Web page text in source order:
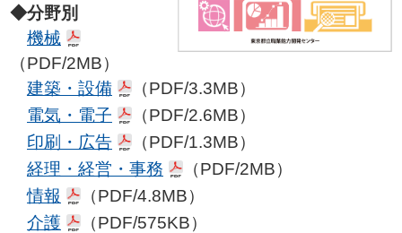
◆分野別
機械
（PDF/2MB）
建築・設備
（PDF/3.3MB）
電気・電子
（PDF/2.6MB）
印刷・広告
（PDF/1.3MB）
経理・経営・事務
（PDF/2MB）
情報
（PDF/4.8MB）
介護
（PDF/575KB）